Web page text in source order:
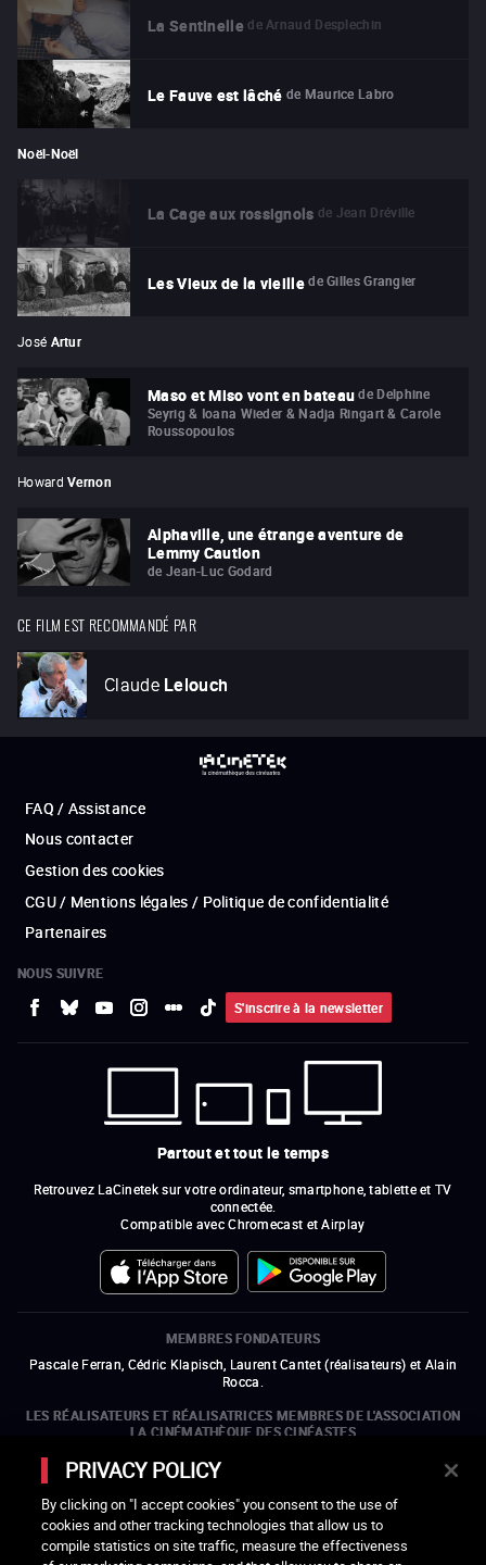
La Sentinelle de Arnaud Desplechin
Le Fauve est lâché de Maurice Labro
Noël-Noël
La Cage aux rossignols de Jean Dréville
Les Vieux de la vieille de Gilles Grangier
José Artur
Maso et Miso vont en bateau de Delphine
Seyrig & Ioana Wieder & Nadja Ringart & Carole
Roussopoulos
Howard Vernon
Alphaville, une étrange aventure de
Lemmy Caution
de Jean-Luc Godard
CE FILM EST RECOMMANDÉ PAR
Claude Lelouch
FAQ / Assistance
Nous contacter
Gestion des cookies
CGU / Mentions légales / Politique de confidentialité
Partenaires
NOUS SUIVRE
S'inscrire à la newsletter
Partout et tout le temps
Retrouvez LaCinetek sur votre ordinateur, smartphone, tablette et TV
connectée.
Compatible avec Chromecast et Airplay
MEMBRES FONDATEURS
Pascale Ferran, Cédric Klapisch, Laurent Cantet (réalisateurs) et Alain
Rocca.
LES RÉALISATEURS ET RÉALISATRICES MEMBRES DE L'ASSOCIATION
LA CINÉMATHÈQUE DES CINÉASTES
Olivier Assayas, Bertrand Bonello, Michel Hazanavicius (représentant de
l'ARP), Rebecca Zlotowski et Mikael Buch (représentant de la SRF)
LES ORGANISMES MEMBRES DE L'ASSOCIATION LA CINÉMATHÈQUE
DES CINÉASTES
PRIVACY POLICY
By clicking on "I accept cookies" you consent to the use of
cookies and other tracking technologies that allow us to
compile statistics on site traffic, measure the effectiveness